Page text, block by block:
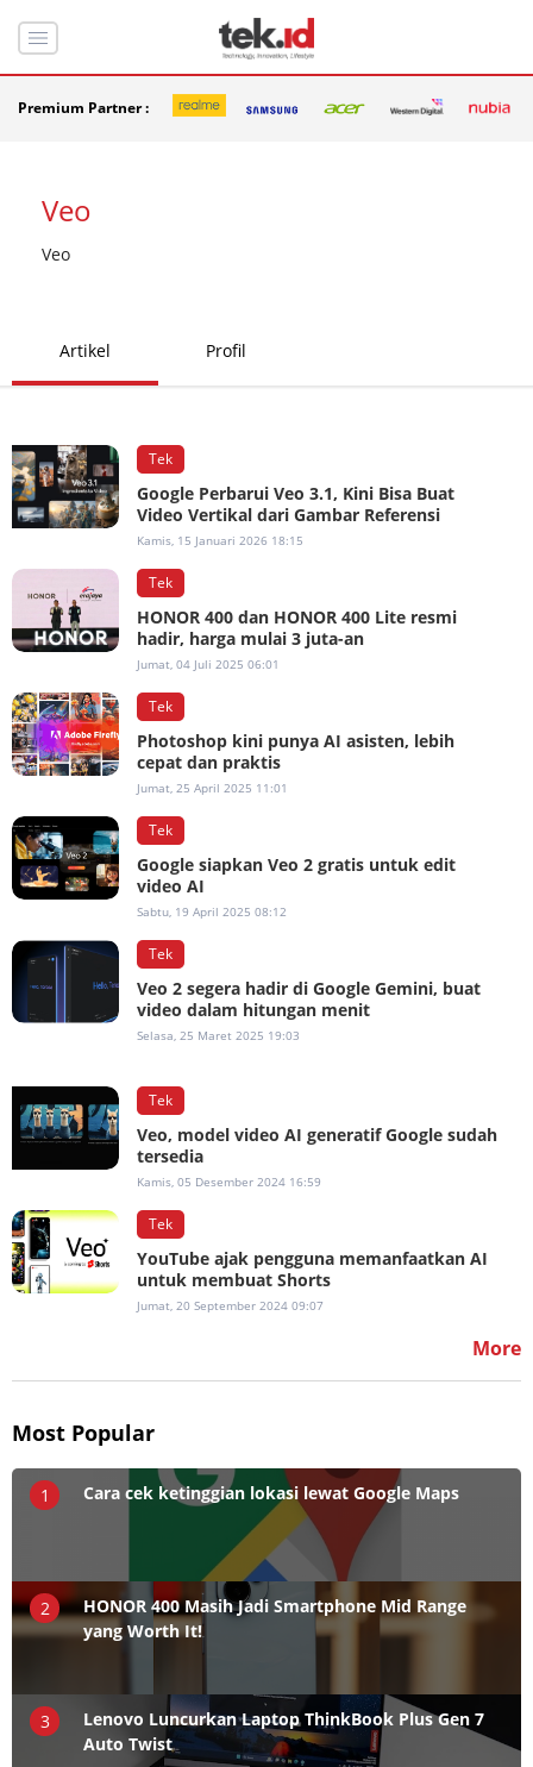
Premium Partner :
Veo
Veo
Artikel Profil
Tek
Google Perbarui Veo 3.1, Kini Bisa Buat
Video Vertikal dari Gambar Referensi
Kamis, 15 Januari 2026 18:15
Tek
HONOR 400 dan HONOR 400 Lite resmi
hadir, harga mulai 3 juta-an
Jumat, 04 Juli 2025 06:01
Tek
Photoshop kini punya AI asisten, lebih
cepat dan praktis
Jumat, 25 April 2025 11:01
Tek
Google siapkan Veo 2 gratis untuk edit
video AI
Sabtu, 19 April 2025 08:12
Tek
Veo 2 segera hadir di Google Gemini, buat
video dalam hitungan menit
Selasa, 25 Maret 2025 19:03
Tek
Veo, model video AI generatif Google sudah
tersedia
Kamis, 05 Desember 2024 16:59
Tek
YouTube ajak pengguna memanfaatkan AI
untuk membuat Shorts
Jumat, 20 September 2024 09:07
More
Most Popular
1 Cara cek ketinggian lokasi lewat Google Maps
2
HONOR 400 Masih Jadi Smartphone Mid Range
yang Worth It!
3
Lenovo Luncurkan Laptop ThinkBook Plus Gen 7
Auto Twist